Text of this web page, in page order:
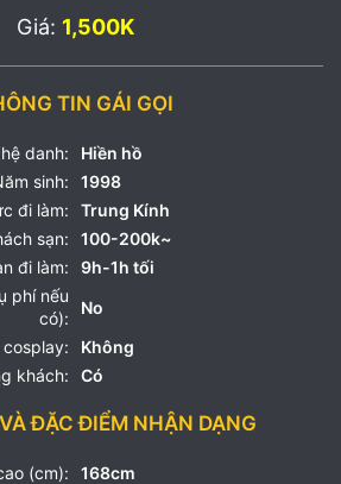
Giá: 1,500K
TIN GÁI GỌI
danh:
Hiền hồ
sinh:
1998
đi làm:
Trung Kính
sạn:
100-200k~
đi làm:
9h-1h tối
phí nếu
có):
No
Không
khách:
Có
ĐẶC ĐIỂM NHẬN DẠNG
(cm):
168cm